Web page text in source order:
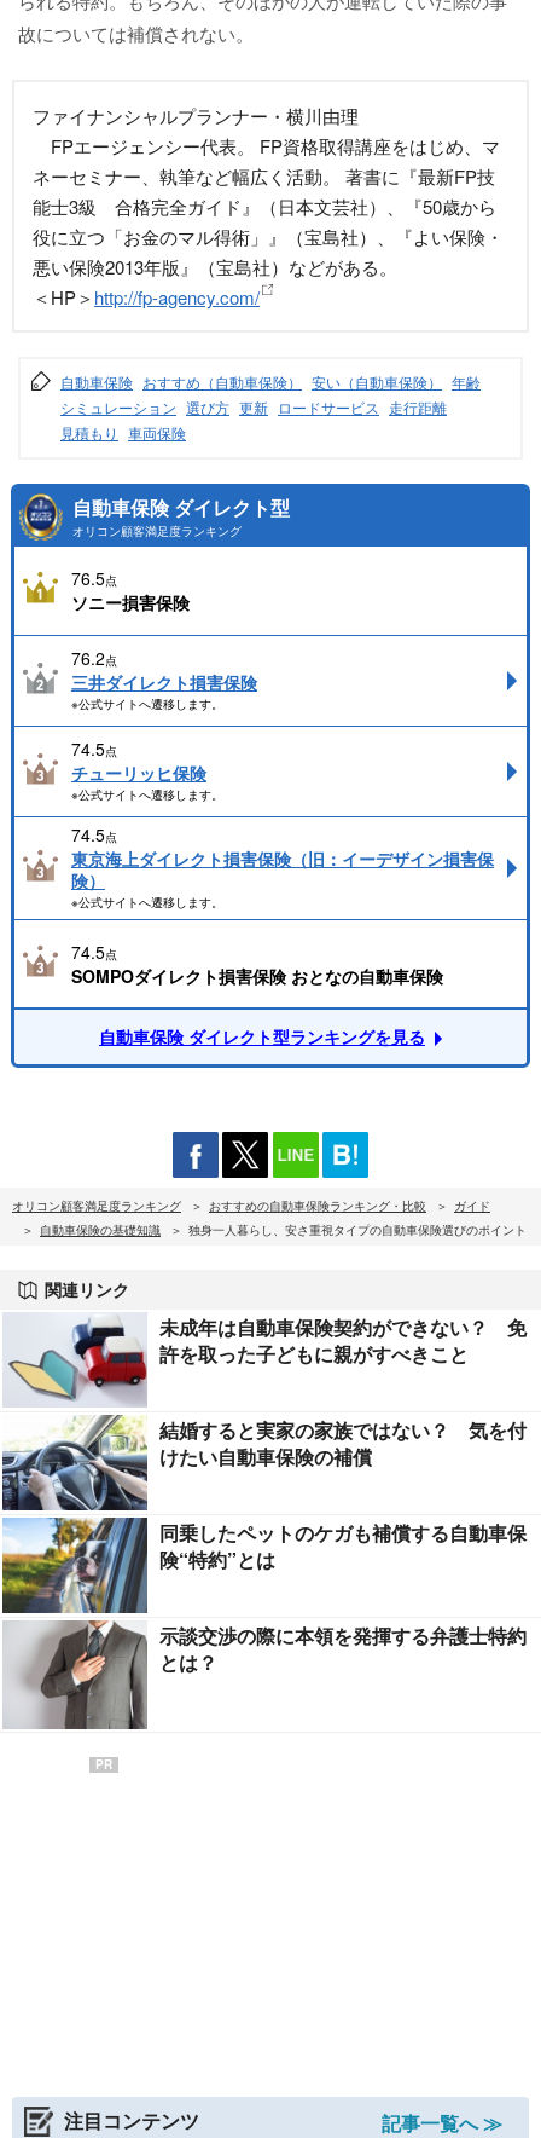
故については補償されない。
ファイナンシャルプランナー・横川由理
FPエージェンシー代表。 FP資格取得講座をはじめ、マ
ネーセミナー、執筆など幅広く活動。 著書に『最新FP技
能士3級 合格完全ガイド』（日本文芸社）、『50歳から
役に立つ「お金のマル得術」』（宝島社）、『よい保険・
悪い保険2013年版』（宝島社）などがある。
＜HP＞ http://fp-agency.com/
自動車保険 おすすめ（自動車保険） 安い（自動車保険）
年齢
シミュレーション 選び方 更新 ロードサービス
走行距離
見積もり
車両保険
自動車保険 ダイレクト型
オリコン顧客満足度ランキング
76.5点
ソニー損害保険
76.2点
三井ダイレクト損害保険
※公式サイトへ遷移します。
74.5点
チューリッヒ保険
※公式サイトへ遷移します。
74.5点
東京海上ダイレクト損害保険（旧：イーデザイン損害保
険）
※公式サイトへ遷移します。
74.5点
SOMPOダイレクト損害保険 おとなの自動車保険
自動車保険 ダイレクト型ランキングを見る
オリコン顧客満足度ランキング おすすめの自動車保険ランキング・比較
ガイド
自動車保険の基礎知識
独身一人暮らし、安さ重視タイプの自動車保険選びのポイント
関連リンク
未成年は自動車保険契約ができない？ 免
許を取った子どもに親がすべきこと
結婚すると実家の家族ではない？ 気を付
けたい自動車保険の補償
同乗したペットのケガも補償する自動車保
険“特約”とは
示談交渉の際に本領を発揮する弁護士特約
とは？
PR
注目コンテンツ
記事一覧へ ≫